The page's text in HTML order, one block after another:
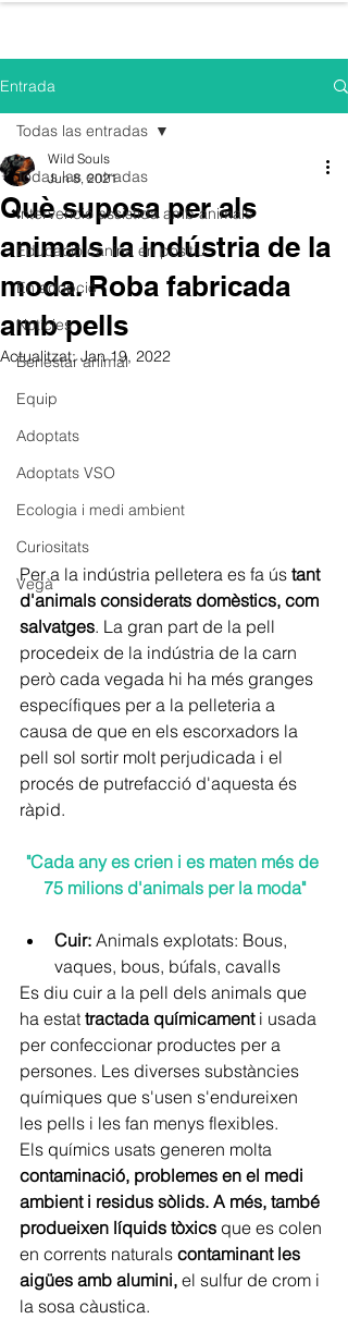
Entrada
Todas las entradas
Intervenció assistida amb animals
Educació canina en positiu
En adopció
Notícies
Benestar animal
Equip
Adoptats
Adoptats VSO
Ecologia i medi ambient
Curiositats
Vegà
Todas las entradas
Què suposa per als
animals la indústria de la
moda. Roba fabricada
amb pells
Wild Souls
Jun 8, 2021
Actualitzat:Jan 19, 2022
Per a la indústria pelletera es fa ús tant
d'animals considerats domèstics, com
salvatges. La gran part de la pell
procedeix de la indústria de la carn
però cada vegada hi ha més granges
específiques per a la pelleteria a
causa de que en els escorxadors la
pell sol sortir molt perjudicada i el
procés de putrefacció d'aquesta és
ràpid.
"Cada any es crien i es maten més de
75 milions d'animals per la moda"
Cuir: Animals explotats: Bous,
vaques, bous, búfals, cavalls
Es diu cuir a la pell dels animals que
ha estat tractada químicament i usada
per confeccionar productes per a
persones. Les diverses substàncies
químiques que s'usen s'endureixen
les pells i les fan menys flexibles.
Els químics usats generen molta
contaminació, problemes en el medi
ambient i residus sòlids. A més, també
produeixen líquids tòxics que es colen
en corrents naturals contaminant les
aigües amb alumini, el sulfur de crom i
la sosa càustica.